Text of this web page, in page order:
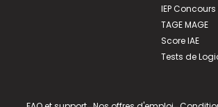
IEP
TAGE MAGE
Score IAE
Tests de